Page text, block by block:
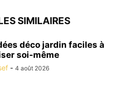
SIMILAIRES
déco jardin faciles à
soi-même
- 4 août 2026